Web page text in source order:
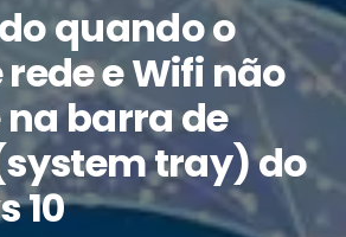
quando o
e Wifi não
barra de
tray) do
10